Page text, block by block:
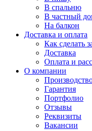
В спальню
В частный
На балкон
Доставка и оплата
Как сделать
Доставка
Оплата и
О компании
Гарантия
Портфолио
Отзывы
Реквизиты
Вакансии